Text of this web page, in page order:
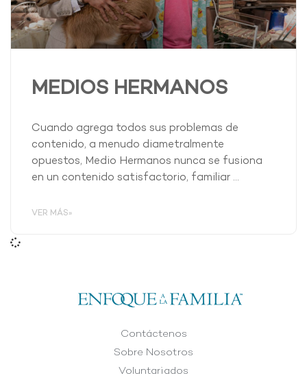
MEDIOS HERMANOS
Cuando agrega todos sus problemas de
contenido, a menudo diametralmente
opuestos, Medio Hermanos nunca se fusiona
en un contenido satisfactorio, familiar …
VER MÁS»
Contáctenos
Sobre Nosotros
Voluntariados